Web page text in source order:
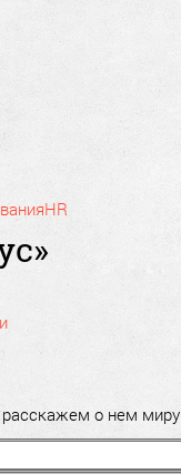
HR
о нем миру